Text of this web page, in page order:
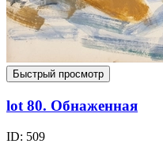
Быстрый просмотр
lot 80. Обнаженная
ID: 509